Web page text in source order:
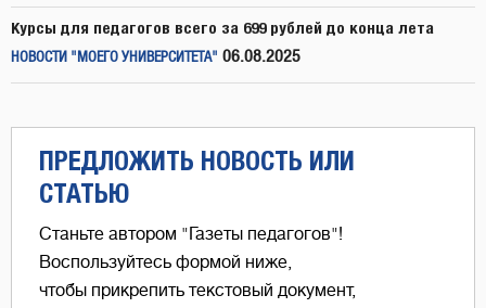
Курсы для педагогов всего за 699 рублей до конца лета
НОВОСТИ "МОЕГО УНИВЕРСИТЕТА" 06.08.2025
ПРЕДЛОЖИТЬ НОВОСТЬ ИЛИ
СТАТЬЮ
Станьте автором "Газеты педагогов"!
Воспользуйтесь формой ниже,
чтобы прикрепить текстовый документ,